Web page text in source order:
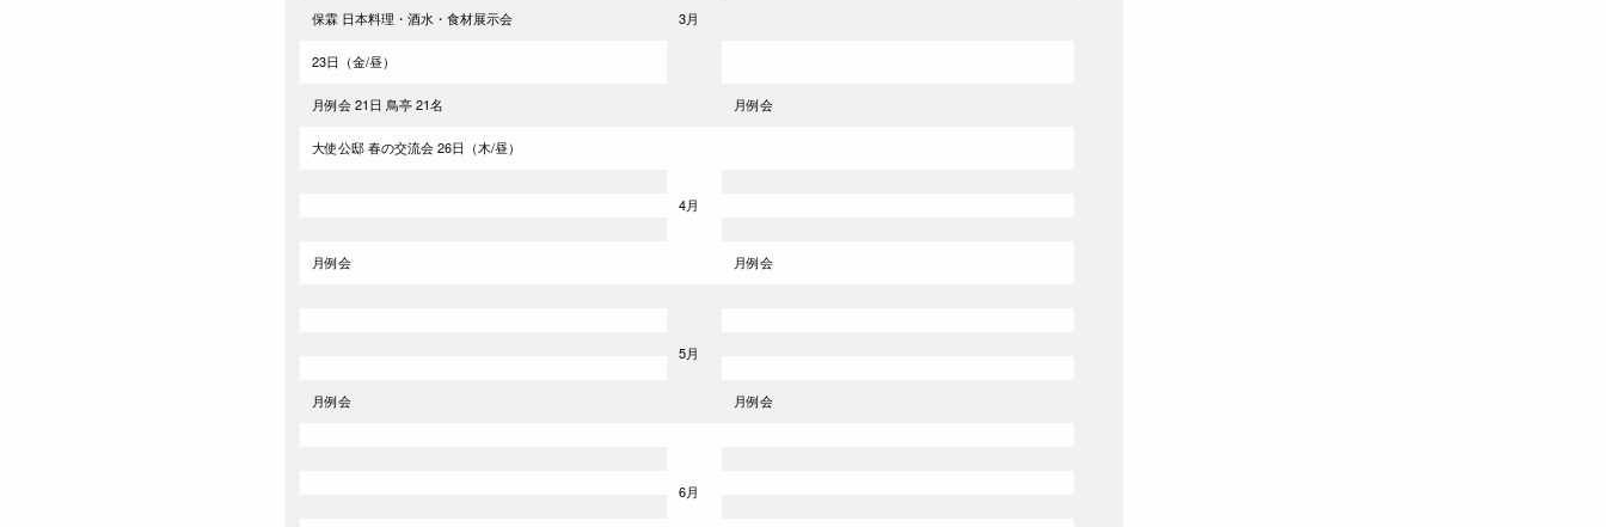
3月
保霖 日本料理・酒水・食材展示会
23日（金/昼）
月例会 21日 鳥亭 21名 月例会
大使公邸 春の交流会 26日（木/昼）
4月
月例会 月例会
5月
月例会 月例会
6月